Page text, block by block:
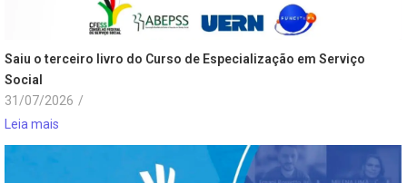
Saiu o terceiro livro do Curso de Especialização em Serviço
Social
31/07/2026 /
Leia mais